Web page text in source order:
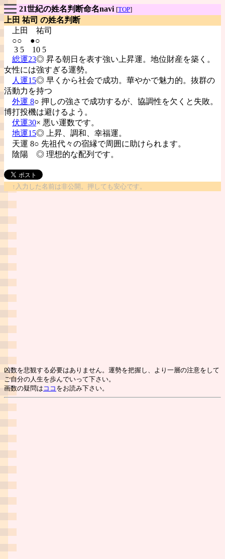
21世紀の姓名判断命名navi [TOP]
上田 祐司 の姓名判断
上田 祐司
○○ ●○
3 5 10 5
総運23◎ 昇る朝日を表す強い上昇運。地位財産を築く。
女性には強すぎる運勢。
人運15◎ 早くから社会で成功。華やかで魅力的。抜群の
活動力を持つ
外運 8○ 押しの強さで成功するが、協調性を欠くと失敗。
博打投機は避けるよう。
伏運30× 悪い運数です。
地運15◎ 上昇、調和、幸福運。
天運 8○ 先祖代々の宿縁で周囲に助けられます。
陰陽 ◎ 理想的な配列です。
↑入力した名前は非公開。押しても安心です。
凶数を悲観する必要はありません。運勢を把握し、より一層の注意をして
ご自分の人生を歩んでいって下さい。
画数の疑問は ココ をお読み下さい。